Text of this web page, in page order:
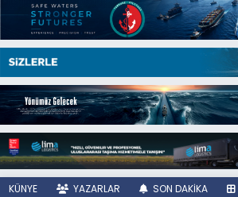
KÜNYE YAZARLAR SON DAKİKA